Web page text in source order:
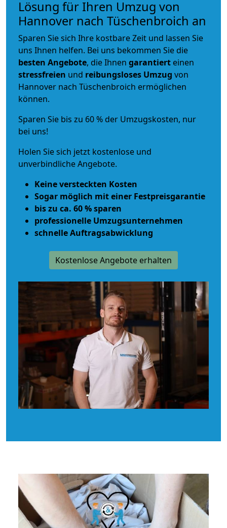
Lösung für Ihren Umzug von
Hannover nach Tüschenbroich an
Sparen Sie sich Ihre kostbare Zeit und lassen Sie
uns Ihnen helfen. Bei uns bekommen Sie die
besten Angebote, die Ihnen garantiert einen
stressfreien und reibungsloses Umzug von
Hannover nach Tüschenbroich ermöglichen
können.
Sparen Sie bis zu 60 % der Umzugskosten, nur
bei uns!
Holen Sie sich jetzt kostenlose und
unverbindliche Angebote.
Keine versteckten Kosten
Sogar möglich mit einer Festpreisgarantie
bis zu ca. 60 % sparen
professionelle Umzugsunternehmen
schnelle Auftragsabwicklung
Kostenlose Angebote erhalten